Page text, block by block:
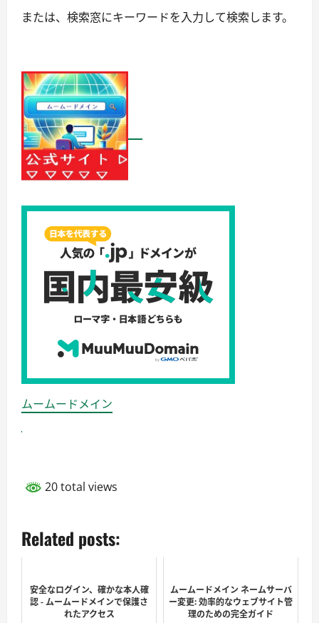
または、検索窓にキーワードを入力して検索します。
ムームードメイン
20 total views
Related posts:
安全なログイン、確かな本人確
認 - ムームードメインで保護さ
れたアクセス
ムームードメイン ネームサーバ
ー変更: 効率的なウェブサイト管
理のための完全ガイド